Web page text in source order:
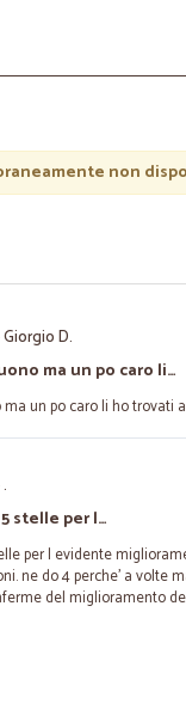
non
Giorgio D.
ma un po caro li…
un po caro li ho trovati
.
stelle per l…
per l evidente
ne do 4 perche' a volte
del miglioramento